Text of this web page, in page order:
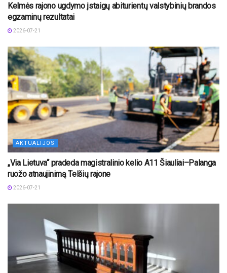
Kelmės rajono ugdymo įstaigų abiturientų valstybinių brandos
egzaminų rezultatai
2026-07-21
AKTUALIJOS
„Via Lietuva“ pradeda magistralinio kelio A11 Šiauliai–Palanga
ruožo atnaujinimą Telšių rajone
2026-07-21